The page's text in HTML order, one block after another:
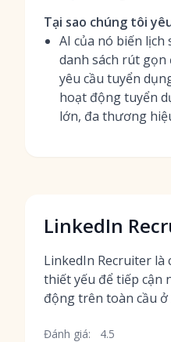
Tại sao chúng tôi
AI của nó biến
danh sách rút gọn
yêu cầu tuyển
hoạt động tuyển
lớn, đa thương
LinkedIn
LinkedIn Recruiter
thiết yếu để tiếp cận
động trên toàn cầu
Đánh giá: 4.5